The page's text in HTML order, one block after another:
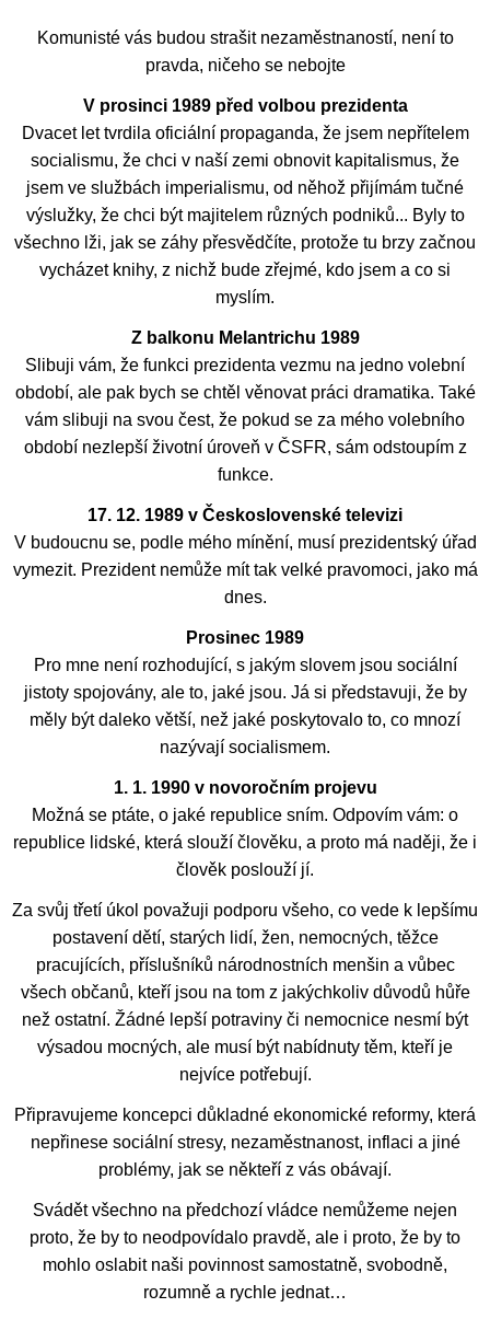
Komunisté vás budou strašit nezaměstnaností, není to
pravda, ničeho se nebojte
V prosinci 1989 před volbou prezidenta
Dvacet let tvrdila oficiální propaganda, že jsem nepřítelem
socialismu, že chci v naší zemi obnovit kapitalismus, že
jsem ve službách imperialismu, od něhož přijímám tučné
výslužky, že chci být majitelem různých podniků... Byly to
všechno lži, jak se záhy přesvědčíte, protože tu brzy začnou
vycházet knihy, z nichž bude zřejmé, kdo jsem a co si
myslím.
Z balkonu Melantrichu 1989
Slibuji vám, že funkci prezidenta vezmu na jedno volební
období, ale pak bych se chtěl věnovat práci dramatika. Také
vám slibuji na svou čest, že pokud se za mého volebního
období nezlepší životní úroveň v ČSFR, sám odstoupím z
funkce.
17. 12. 1989 v Československé televizi
V budoucnu se, podle mého mínění, musí prezidentský úřad
vymezit. Prezident nemůže mít tak velké pravomoci, jako má
dnes.
Prosinec 1989
Pro mne není rozhodující, s jakým slovem jsou sociální
jistoty spojovány, ale to, jaké jsou. Já si představuji, že by
měly být daleko větší, než jaké poskytovalo to, co mnozí
nazývají socialismem.
1. 1. 1990 v novoročním projevu
Možná se ptáte, o jaké republice sním. Odpovím vám: o
republice lidské, která slouží člověku, a proto má naději, že i
člověk poslouží jí.
Za svůj třetí úkol považuji podporu všeho, co vede k lepšímu
postavení dětí, starých lidí, žen, nemocných, těžce
pracujících, příslušníků národnostních menšin a vůbec
všech občanů, kteří jsou na tom z jakýchkoliv důvodů hůře
než ostatní. Žádné lepší potraviny či nemocnice nesmí být
výsadou mocných, ale musí být nabídnuty těm, kteří je
nejvíce potřebují.
Připravujeme koncepci důkladné ekonomické reformy, která
nepřinese sociální stresy, nezaměstnanost, inflaci a jiné
problémy, jak se někteří z vás obávají.
Svádět všechno na předchozí vládce nemůžeme nejen
proto, že by to neodpovídalo pravdě, ale i proto, že by to
mohlo oslabit naši povinnost samostatně, svobodně,
rozumně a rychle jednat…